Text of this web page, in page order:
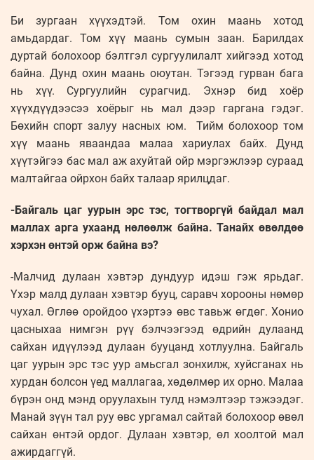
Би зургаан хүүхэдтэй. Том охин маань хотод
амьдардаг. Том хүү маань сумын заан. Барилдах
дуртай болохоор бэлтгэл сургуулилалт хийгээд хотод
байна. Дунд охин маань оюутан. Тэгээд гурван бага
нь хүү. Сургуулийн сурагчид. Эхнэр бид хоёр
хүүхдүүдээсээ хоёрыг нь мал дээр гаргана гэдэг.
Бөхийн спорт залуу насных юм. Тийм болохоор том
хүү маань яваандаа малаа хариулах байх. Дунд
хүүтэйгээ бас мал аж ахуйтай ойр мэргэжлээр сураад
малтайгаа ойрхон байх талаар ярилцдаг.
-Байгаль цаг уурын эрс тэс, тогтворгүй байдал мал
маллах арга ухаанд нөлөөлж байна. Танайх өвөлдөө
хэрхэн өнтэй орж байна вэ?
-Малчид дулаан хэвтэр дундуур идэш гэж ярьдаг.
Үхэр малд дулаан хэвтэр бууц, саравч хорооны нөмөр
чухал. Өглөө оройдоо үхэртээ өвс тавьж өгдөг. Хонио
цасныхаа нимгэн рүү бэлчээгээд өдрийн дулаанд
сайхан идүүлээд дулаан бууцанд хотлуулна. Байгаль
цаг уурын эрс тэс уур амьсгал зонхилж, хуйсганах нь
хурдан болсон үед маллагаа, хөдөлмөр их орно. Малаа
бүрэн онд мэнд оруулахын тулд нэмэлтээр тэжээдэг.
Манай зүүн тал руу өвс ургамал сайтай болохоор өвөл
сайхан өнтэй ордог. Дулаан хэвтэр, өл хоолтой мал
ажирдаггүй.